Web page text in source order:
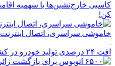
کن!
خاموشی سراسری، اتصال اینترنت
افت ۲۴ درصدی تولید خودرو در کشور